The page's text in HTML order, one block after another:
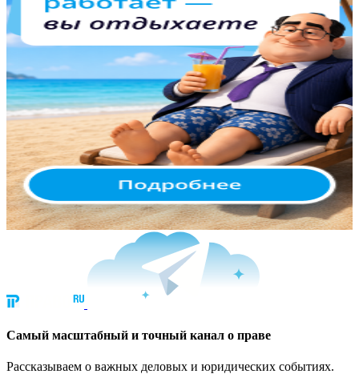
Cамый масштабный и точный канал о праве
Рассказываем о важных деловых и юридических событиях.